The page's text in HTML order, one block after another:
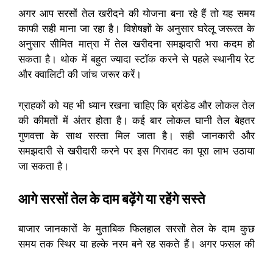
अगर आप सरसों तेल खरीदने की योजना बना रहे हैं तो यह समय
काफी सही माना जा रहा है। विशेषज्ञों के अनुसार घरेलू जरूरत के
अनुसार सीमित मात्रा में तेल खरीदना समझदारी भरा कदम हो
सकता है। थोक में बहुत ज्यादा स्टॉक करने से पहले स्थानीय रेट
और क्वालिटी की जांच जरूर करें।
ग्राहकों को यह भी ध्यान रखना चाहिए कि ब्रांडेड और लोकल तेल
की कीमतों में अंतर होता है। कई बार लोकल घानी तेल बेहतर
गुणवत्ता के साथ सस्ता मिल जाता है। सही जानकारी और
समझदारी से खरीदारी करने पर इस गिरावट का पूरा लाभ उठाया
जा सकता है।
आगे सरसों तेल के दाम बढ़ेंगे या रहेंगे सस्ते
बाजार जानकारों के मुताबिक फिलहाल सरसों तेल के दाम कुछ
समय तक स्थिर या हल्के नरम बने रह सकते हैं। अगर फसल की